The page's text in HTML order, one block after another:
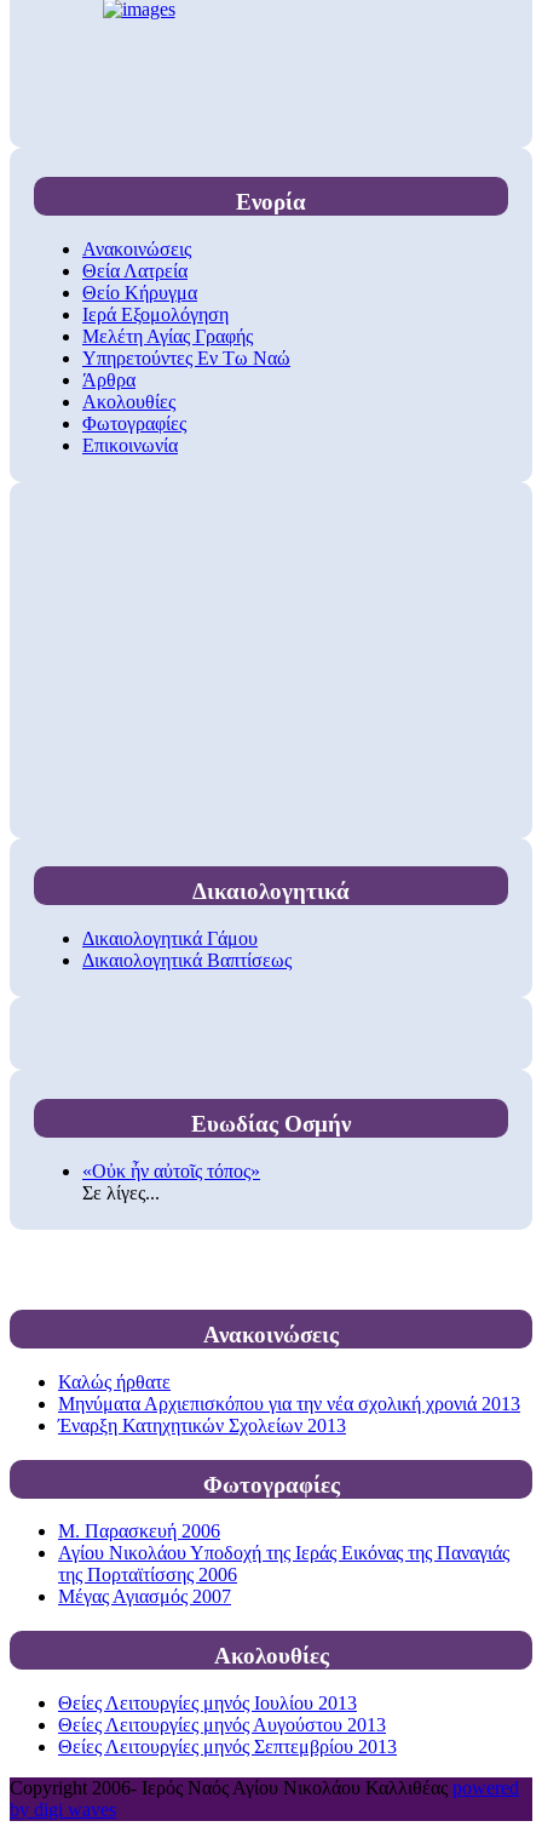
Ενορία
Ανακοινώσεις
Θεία Λατρεία
Θείο Κήρυγμα
Ιερά Εξομολόγηση
Μελέτη Αγίας Γραφής
Υπηρετούντες Εν Τω Ναώ
Άρθρα
Ακολουθίες
Φωτογραφίες
Επικοινωνία
Δικαιολογητικά
Δικαιολογητικά Γάμου
Δικαιολογητικά Βαπτίσεως
Ευωδίας Οσμήν
«Οὐκ ἦν αὐτοῖς τόπος»
Σε λίγες...
Ανακοινώσεις
Καλώς ήρθατε
Μηνύματα Αρχιεπισκόπου για την νέα σχολική χρονιά 2013
Έναρξη Κατηχητικών Σχολείων 2013
Φωτογραφίες
Μ. Παρασκευή 2006
Αγίου Νικολάου Υποδοχή της Ιεράς Εικόνας της Παναγιάς
της Πορταϊτίσσης 2006
Μέγας Αγιασμός 2007
Ακολουθίες
Θείες Λειτουργίες μηνός Ιουλίου 2013
Θείες Λειτουργίες μηνός Αυγούστου 2013
Θείες Λειτουργίες μηνός Σεπτεμβρίου 2013
Copyright 2006- Ιερός Ναός Αγίου Νικολάου Καλλιθέας powered
by digi waves